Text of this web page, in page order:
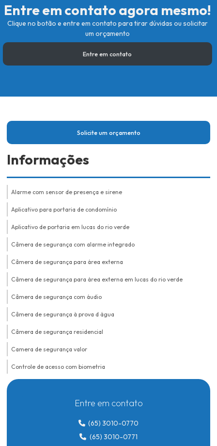
Entre em contato agora mesmo!
Clique no botão e entre em contato para tirar dúvidas ou solicitar
um orçamento
Entre em contato
Solicite um orçamento
Informações
Alarme com sensor de presença e sirene
Aplicativo para portaria de condomínio
Aplicativo de portaria em lucas do rio verde
Câmera de segurança com alarme integrado
Câmera de segurança para área externa
Câmera de segurança para área externa em lucas do rio verde
Câmera de segurança com áudio
Câmera de segurança à prova d água
Câmera de segurança residencial
Camera de segurança valor
Controle de acesso com biometria
Controle de acesso biométrico
Controle de acesso biométrico para condomínios
Controle de acesso biométrico em lucas do rio verde
Controle de acesso para condomínio
Entre em contato
(65) 3010-0770
(65) 3010-0771